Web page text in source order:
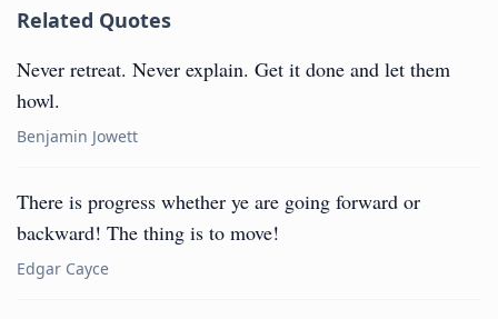
Related Quotes
Never retreat. Never explain. Get it done and let them
howl.
Benjamin Jowett
There is progress whether ye are going forward or
backward! The thing is to move!
Edgar Cayce